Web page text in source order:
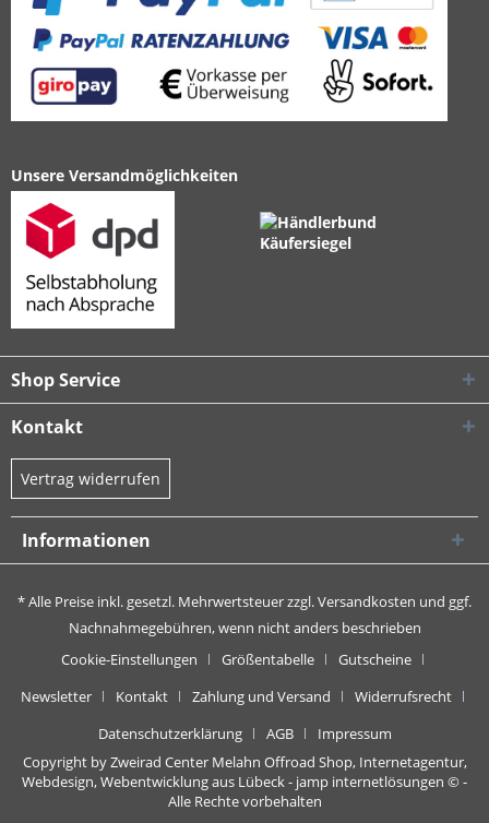
Unsere Versandmöglichkeiten
Shop Service
Kontakt
Vertrag widerrufen
Informationen
* Alle Preise inkl. gesetzl. Mehrwertsteuer zzgl.Versandkosten und ggf.
Nachnahmegebühren, wenn nicht anders beschrieben
Cookie-Einstellungen
Größentabelle
Gutscheine
Newsletter
Kontakt Zahlung und Versand
Widerrufsrecht
Datenschutzerklärung
AGB
Impressum
Copyright by Zweirad Center Melahn Offroad Shop, Internetagentur,
Webdesign, Webentwicklung aus Lübeck - jamp internetlösungen © -
Alle Rechte vorbehalten